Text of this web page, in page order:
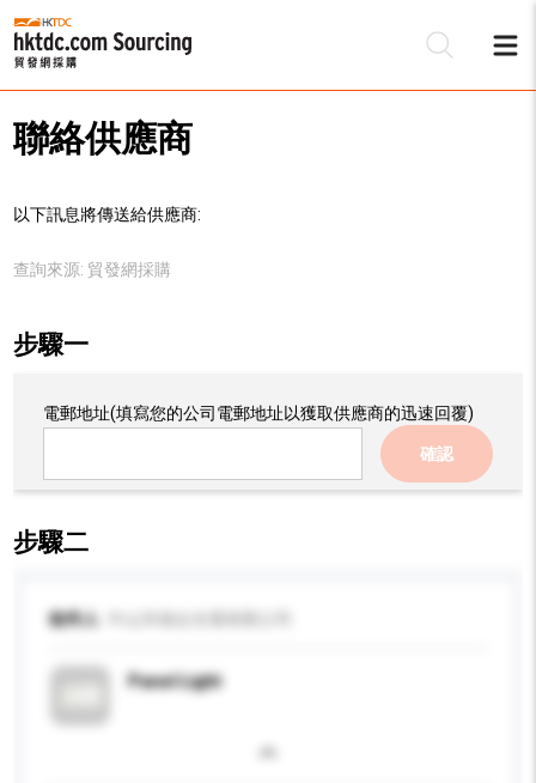
聯絡供應商
以下訊息將傳送給供應商:
查詢來源: 貿發網採購
步驟一
電郵地址(填寫您的公司電郵地址以獲取供應商的迅速回覆)
確認
步驟二
收件人
Panel Light